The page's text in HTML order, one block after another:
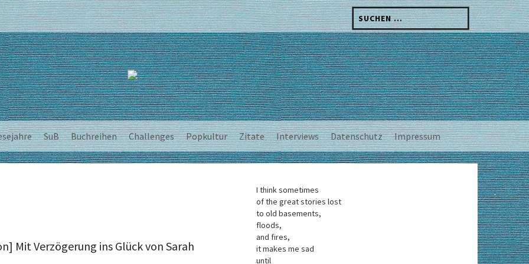
Suchen
nach:
SuB Buchreihen Challenges Popkultur Zitate Interviews Datenschutz Impressum
Mit Verzögerung ins Glück von Sarah
I think sometimes
of the great stories lost
to old basements,
floods,
and fires,
it makes me sad
until